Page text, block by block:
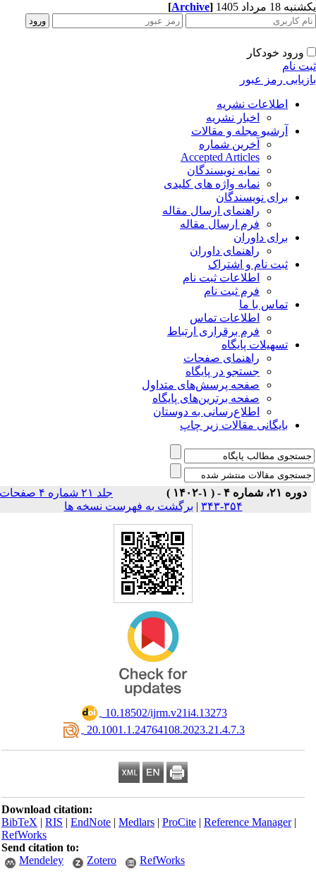
18 مرداد 1405 [Archive]
ورود خودکار
نام
رمز عبور
اطلاعات نشریه
اخبار نشریه
آرشیو مجله و مقالات
آخرین شماره
Accepted Articles
نمایه نویسندگان
نمایه واژه های کلیدی
برای نویسندگان
راهنمای ارسال مقاله
فرم ارسال مقاله
برای داوران
راهنمای داوران
ثبت نام و اشتراک
اطلاعات ثبت نام
فرم ثبت نام
تماس با ما
اطلاعات تماس
فرم برقراری ارتباط
تسهیلات پایگاه
راهنمای صفحات
جستجو در پایگاه
صفحه پرسش‌های متداول
صفحه برترین‌های پایگاه
اطلاع‌رسانی به دوستان
بایگانی مقالات زیر چاپ
دوره ۲۱، شماره ۴ - ( ۱-۱۴۰۲ )
جلد ۲۱ شماره ۴ صفحات
۳۵۴-۳۴۳
|برگشت به فهرست نسخه ها
‎ 10.18502/ijrm.v21i4.13273
‎ 20.1001.1.24764108.2023.21.4.7.3
Download citation:
BibTeX|RIS|EndNote|Medlars|ProCite|Reference Manager
RefWorks
Send citation to:
Mendeley
Zotero RefWorks